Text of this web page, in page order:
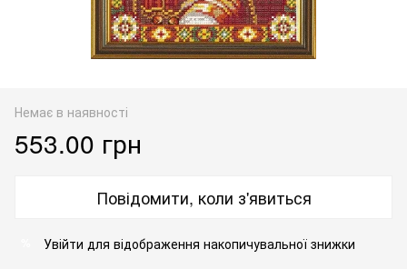
Немає в наявності
553.00 грн
Повідомити, коли з'явиться
Увійти для відображення накопичувальної знижки